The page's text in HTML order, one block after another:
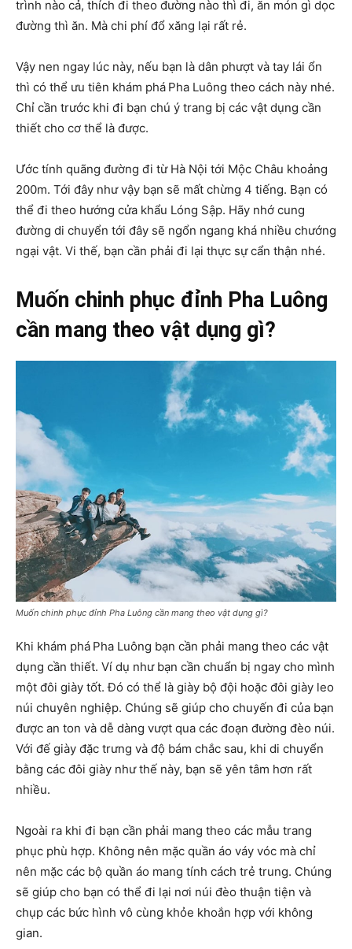
trình nào cả, thích đi theo đường nào thì đi, ăn món gì dọc
đường thì ăn. Mà chi phí đổ xăng lại rất rẻ.
Vậy nen ngay lúc này, nếu bạn là dân phượt và tay lái ổn
thì có thể ưu tiên khám phá Pha Luông theo cách này nhé.
Chỉ cần trước khi đi bạn chú ý trang bị các vật dụng cần
thiết cho cơ thể là được.
Ước tính quãng đường đi từ Hà Nội tới Mộc Châu khoảng
200m. Tới đây như vậy bạn sẽ mất chừng 4 tiếng. Bạn có
thể đi theo hướng cửa khẩu Lóng Sập. Hãy nhớ cung
đường di chuyển tới đây sẽ ngổn ngang khá nhiều chướng
ngại vật. Vi thế, bạn cần phải đi lại thực sự cẩn thận nhé.
Muốn chinh phục đỉnh Pha Luông
cần mang theo vật dụng gì?
Muốn chinh phục đỉnh Pha Luông cần mang theo vật dụng gì?
Khi khám phá Pha Luông bạn cần phải mang theo các vật
dụng cần thiết. Ví dụ như bạn cần chuẩn bị ngay cho mình
một đôi giày tốt. Đó có thể là giày bộ đội hoặc đôi giày leo
núi chuyên nghiệp. Chúng sẽ giúp cho chuyến đi của bạn
được an ton và dễ dàng vượt qua các đoạn đường đèo núi.
Với đế giày đặc trưng và độ bám chắc sau, khi di chuyển
bằng các đôi giày như thế này, bạn sẽ yên tâm hơn rất
nhiều.
Ngoài ra khi đi bạn cần phải mang theo các mẫu trang
phục phù hợp. Không nên mặc quần áo váy vóc mà chỉ
nên mặc các bộ quần áo mang tính cách trẻ trung. Chúng
sẽ giúp cho bạn có thể đi lại nơi núi đèo thuận tiện và
chụp các bức hình vô cùng khỏe khoắn hợp với không
gian.